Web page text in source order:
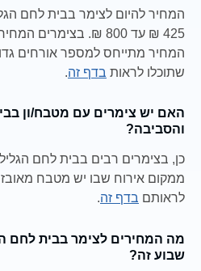
המחיר להיום לצימר בבית לחם
425 ₪ עד 800 ₪.
המחיר מתייחס למספר אורחים
שתוכלו לראות בדף זה.
האם יש צימרים עם מטבח/ון
והסביבה?
כן, בצימרים רבים בבית לחם
ממקום אירוח שבו יש מטבח
לראותם בדף זה.
מה המחירים לצימר בבית לחם
שבוע זה?